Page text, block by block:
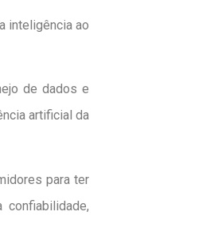
inteligência ao
de dados e
artificial da
para ter